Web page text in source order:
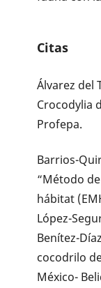
Citas
Álvarez del
Crocodylia
Profepa.
Barrios-
“Método
hábitat
López-
Benítez-
cocodrilo
México-